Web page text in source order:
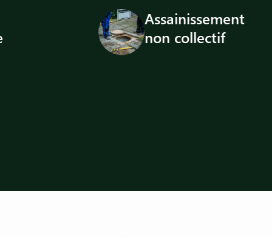
Assainissement
non collectif